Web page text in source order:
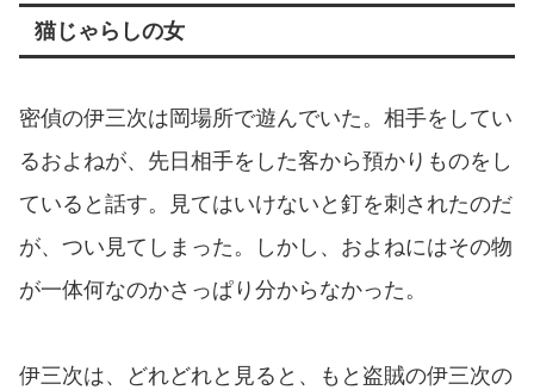
猫じゃらしの女
密偵の伊三次は岡場所で遊んでいた。相手をしてい
るおよねが、先日相手をした客から預かりものをし
ていると話す。見てはいけないと釘を刺されたのだ
が、つい見てしまった。しかし、およねにはその物
が一体何なのかさっぱり分からなかった。
伊三次は、どれどれと見ると、もと盗賊の伊三次の